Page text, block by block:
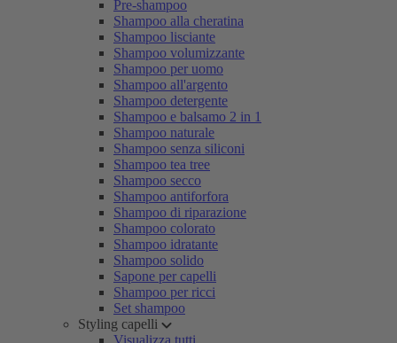
Pre-shampoo
Shampoo alla cheratina
Shampoo lisciante
Shampoo volumizzante
Shampoo per uomo
Shampoo all'argento
Shampoo detergente
Shampoo e balsamo 2 in 1
Shampoo naturale
Shampoo senza siliconi
Shampoo tea tree
Shampoo secco
Shampoo antiforfora
Shampoo di riparazione
Shampoo colorato
Shampoo idratante
Shampoo solido
Sapone per capelli
Shampoo per ricci
Set shampoo
Styling capelli
Visualizza tutti